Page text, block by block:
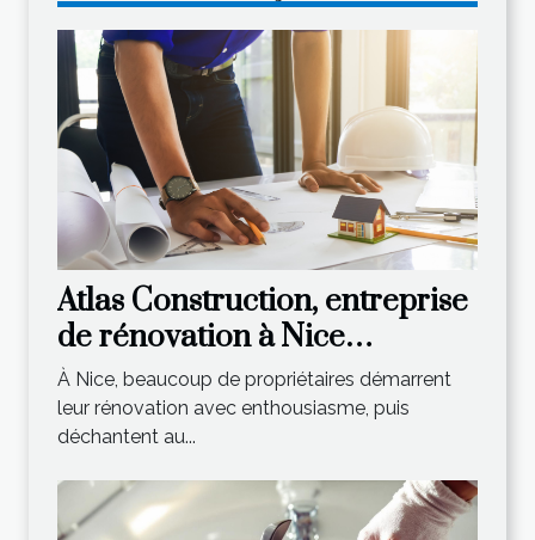
Atlas Construction, entreprise
de rénovation à Nice
reconnue pour son savoir-
faire
À Nice, beaucoup de propriétaires démarrent
leur rénovation avec enthousiasme, puis
déchantent au...